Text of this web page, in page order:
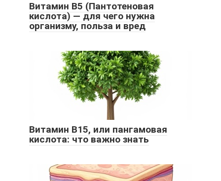
Витамин B5 (Пантотеновая
кислота) — для чего нужна
организму, польза и вред
Витамин В15, или пангамовая
кислота: что важно знать